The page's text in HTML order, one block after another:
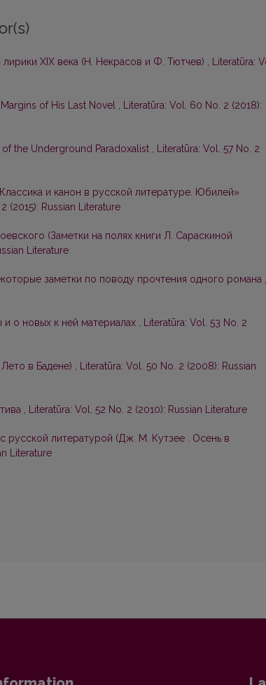
XIX века (Н. Некрасов и Ф. Тютчев) , Literatūra:
of His Last Novel , Literatūra: Vol. 60 No. 2 (2018):
of the Underground Paradoxalist , Literatūra: Vol. 57 No. 2
и канон в русской литературе. Юбилей»
(2015): Russian Literature
(Заметки на полях книги Л. Сараскиной
Literature
заметки по поводу прочтения одного романа ,
о новых к ней материалах , Literatūra: Vol. 53 No. 2
в Бадене) , Literatūra: Vol. 50 No. 2 (2008): Russian
, Literatūra: Vol. 52 No. 2 (2010): Russian Literature
русской литературой (Дж. М. Кутзее . Осень в
Literature